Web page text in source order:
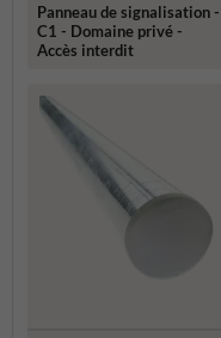
Panneau de signalisation -
C1 - Domaine privé -
Accès interdit